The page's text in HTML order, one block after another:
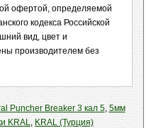
офертой, определяемой
кодекса Российской
вид, цвет и
производителем без
Puncher Breaker 3 кал 5, 5мм
KRAL, KRAL (Турция)